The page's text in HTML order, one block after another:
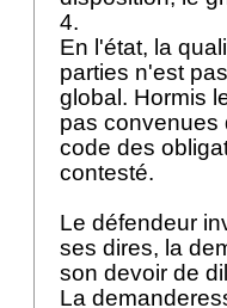
4.
En l'état, la
parties n'est
global. Hormis
pas convenues
code des
contesté.
Le défendeur
ses dires, la
son devoir de
La